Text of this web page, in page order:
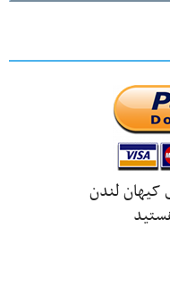
کیهان لندن